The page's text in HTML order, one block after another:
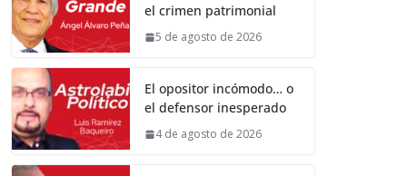
el crimen patrimonial
5 de agosto de 2026
El opositor incómodo… o
el defensor inesperado
4 de agosto de 2026